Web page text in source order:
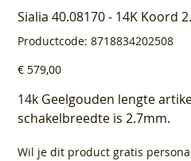
Sialia 40.08170 - 14K Koord
Productcode: Productcode
8718834202508
8718834202508
Prijs
€ 579,00
14k Geelgouden lengte
schakelbreedte is 2.7mm.
Wil je dit product gratis